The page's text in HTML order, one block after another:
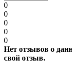
0
0
0
0
0
Нет отзывов о
свой отзыв.